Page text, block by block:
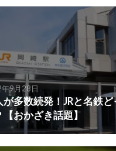
9月28日
が多数続発！JRと名鉄
【おかざき話題】